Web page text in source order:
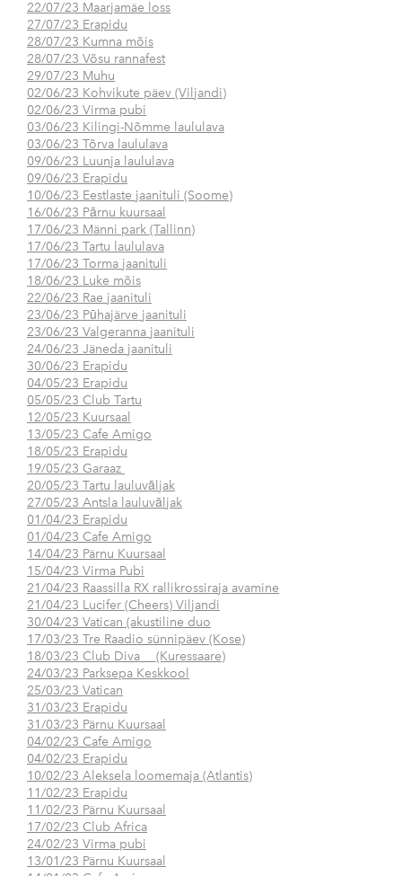
22/07/23 Maarjamäe loss
27/07/23 Erapidu
28/07/23 Kumna mõis
28/07/23 Võsu rannafest
29/07/23 Muhu
02/06/23 Kohvikute päev (Viljandi)
02/06/23 Virma pubi
03/06/23 Kilingi-Nõmme laululava
03/06/23 Tõrva laululava
09/06/23 Luunja laululava
09/06/23 Erapidu
10/06/23 Eestlaste jaanituli (Soome)
16/06/23 Pārnu kuursaal
17/06/23 Männi park (Tallinn)
17/06/23 Tartu laululava
17/06/23 Torma jaanituli
18/06/23 Luke mõis
22/06/23 Rae jaanituli
23/06/23 Pūhajärve jaanituli
23/06/23 Valgeranna jaanituli
24/06/23 Jäneda jaanituli
30/06/23 Erapidu
04/05/23 Erapidu
05/05/23 Club Tartu
12/05/23 Kuursaal
13/05/23 Cafe Amigo
18/05/23 Erapidu
19/05/23 Garaaz
20/05/23 Tartu lauluvāljak
27/05/23 Antsla lauluvāljak
01/04/23 Erapidu
01/04/23 Cafe Amigo
14/04/23 Pärnu Kuursaal
15/04/23 Virma Pubi
21/04/23 Raassilla RX rallikrossiraja avamine
21/04/23 Lucifer (Cheers) Viljandi
30/04/23 Vatican (akustiline duo
17/03/23 Tre Raadio sünnipäev (Kose)
18/03/23 Club Diva (Kuressaare)
24/03/23 Parksepa Keskkool
25/03/23 Vatican
31/03/23 Erapidu
31/03/23 Pärnu Kuursaal
04/02/23 Cafe Amigo
04/02/23 Erapidu
10/02/23 Aleksela loomemaja (Atlantis)
11/02/23 Erapidu
11/02/23 Pärnu Kuursaal
17/02/23 Club Africa
24/02/23 Virma pubi
13/01/23 Pärnu Kuursaal